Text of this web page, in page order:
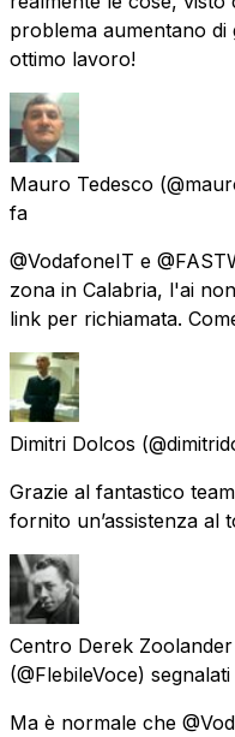
problema aumentano
ottimo lavoro!
Mauro Tedesco
fa
@VodafoneIT e
zona in Calabria, l'ai
link per richiamata.
Dimitri Dolcos
Grazie al fantastico
fornito un’assistenza al
Centro Derek
(@FlebileVoce) segnalati
Ma è normale che